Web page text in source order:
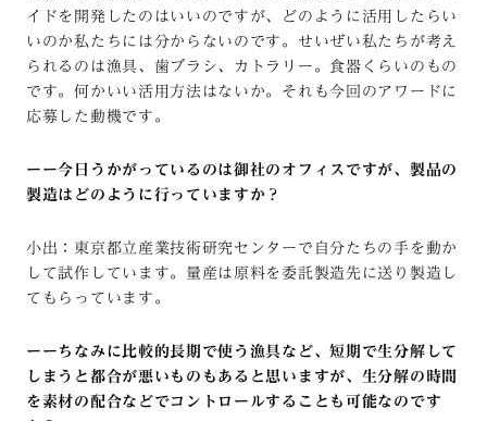
イドを開発したのはいいのですが、どのように活用したらい
いのか私たちには分からないのです。せいぜい私たちが考え
られるのは漁具、歯ブラシ、カトラリー。食器くらいのもの
です。何かいい活用方法はないか。それも今回のアワードに
応募した動機です。
ーー今日うかがっているのは御社のオフィスですが、製品の
製造はどのように行っていますか？
小出：東京都立産業技術研究センターで自分たちの手を動か
して試作しています。量産は原料を委託製造先に送り製造し
てもらっています。
ーーちなみに比較的長期で使う漁具など、短期で生分解して
しまうと都合が悪いものもあると思いますが、生分解の時間
を素材の配合などでコントロールすることも可能なのです